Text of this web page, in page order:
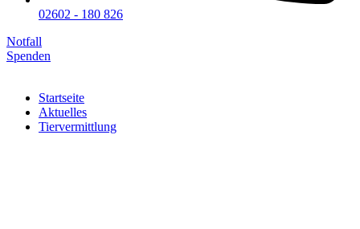
02602 - 180 826
Notfall
Spenden
Startseite
Aktuelles
Tiervermittlung